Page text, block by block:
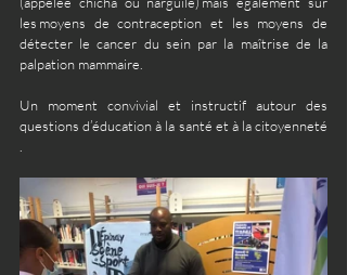
les moyens de contraception et les moyens de
détecter le cancer du sein par la maîtrise de la
palpation mammaire.
Un moment convivial et instructif autour des
questions d’éducation à la santé et à la citoyenneté